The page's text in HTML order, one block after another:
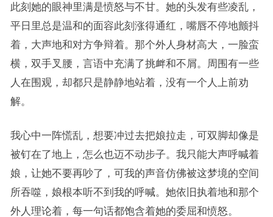
此刻她的眼神里满是愤怒与不甘。她的头发有些凌乱，
平日里总是温和的面容此刻涨得通红，嘴唇不停地颤抖
着，大声地和对方争辩着。那个外人身材高大，一脸蛮
横，双手叉腰，言语中充满了挑衅和不屑。周围有一些
人在围观，却都只是静静地站着，没有一个人上前劝
解。
我心中一阵慌乱，想要冲过去把娘拉走，可双脚却像是
被钉在了地上，怎么也迈不动步子。我只能大声呼喊着
娘，让她不要再吵了，可我的声音仿佛被这梦境的空间
所吞噬，娘根本听不到我的呼喊。她依旧执着地和那个
外人理论着，每一句话都饱含着她的委屈和愤怒。